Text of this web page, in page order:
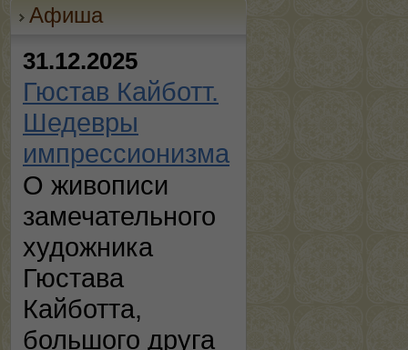
Афиша
31.12.2025
Гюстав Кайботт.
Шедевры
импрессионизма
О живописи
замечательного
художника
Гюстава
Кайботта,
большого друга